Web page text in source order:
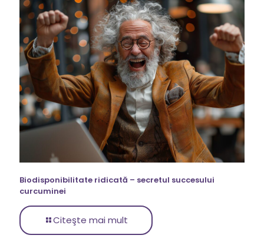
Biodisponibilitate ridicată – secretul succesului
curcuminei
Citeşte mai mult